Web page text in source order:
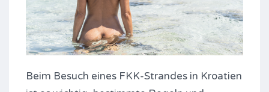
Beim Besuch eines FKK-Strandes in Kroatien